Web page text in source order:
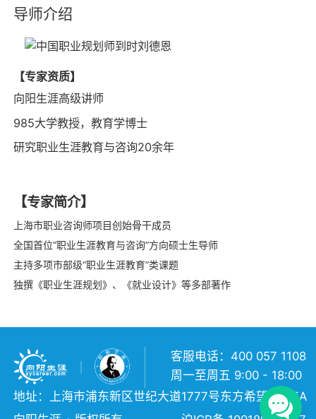
导师介绍
【专家资质】
向阳生涯高级讲师
985大学教授，教育学博士
研究职业生涯教育与咨询20余年
【专家简介】
上海市职业咨询师项目创始骨干成员
全国首位“职业生涯教育与咨询”方向硕士生导师
主持多项市部级“职业生涯教育”类课题
独撰《职业生涯规划》、《就业设计》等多部著作
客服电话：400 057 1108
周一至周五 9:00 - 18:00
地址：上海市浦东新区世纪大道1777号东方希望大厦5A